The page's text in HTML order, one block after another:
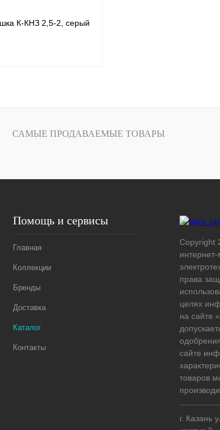
К-КНЗ 2,5-2, серый
САМЫЕ ПРОДАВАЕМЫЕ ТОВАРЫ
Помощь и сервисы
Главная
Коллекции
Бренды
Доставка
Каталог
Контакты
Copyright
права
целях
на сайте
сайте
товаров
г. Казань